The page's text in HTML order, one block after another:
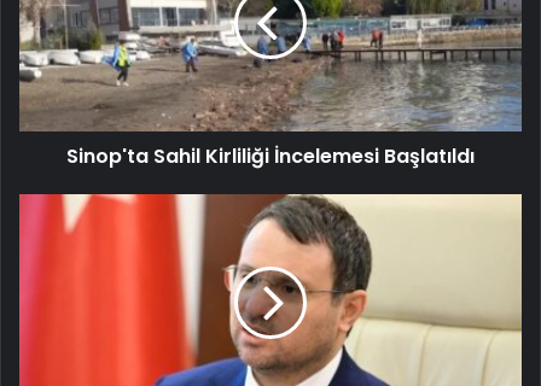
Sinop'ta Sahil Kirliliği İncelemesi Başlatıldı